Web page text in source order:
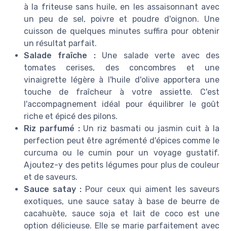
à la friteuse sans huile, en les assaisonnant avec
un peu de sel, poivre et poudre d'oignon. Une
cuisson de quelques minutes suffira pour obtenir
un résultat parfait.
Salade fraîche :Une salade verte avec des
tomates cerises, des concombres et une
vinaigrette légère à l'huile d'olive apportera une
touche de fraîcheur à votre assiette. C'est
l'accompagnement idéal pour équilibrer le goût
riche et épicé des pilons.
Riz parfumé :Un riz basmati ou jasmin cuit à la
perfection peut être agrémenté d'épices comme le
curcuma ou le cumin pour un voyage gustatif.
Ajoutez-y des petits légumes pour plus de couleur
et de saveurs.
Sauce satay : Pour ceux qui aiment les saveurs
exotiques, une sauce satay à base de beurre de
cacahuète, sauce soja et lait de coco est une
option délicieuse. Elle se marie parfaitement avec